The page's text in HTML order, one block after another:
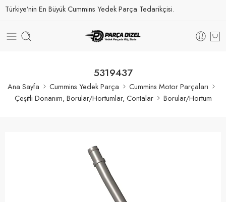
Türkiye’nin En Büyük Cummins Yedek Parça Tedarikçisi.
5319437
Ana Sayfa Cummins Yedek Parça
Cummins Motor Parçaları
Çeşitli Donanım, Borular/Hortumlar, Contalar
Borular/Hortum